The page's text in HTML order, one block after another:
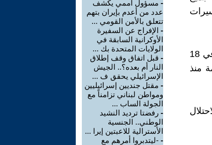
شوارع أيرلندا مع الشعب الفلسطيني، وكانت المظاهرة الوطنية التي جرت في 18
منذ
- مسؤول أممي يكشف
عدد من أعدم بإيران بتهم
تتعلق بالأمن القومي ...
- الإفراج عن السفيرة
الأوكرانية السابقة في
الولايات المتحدة بك ...
- قبل اتفاق وقف إطلاق
النار أم بعده؟.. الجيش
الإسرائيلي يحقق ف ...
- مقتل جنديين إسرائيليين
ومواطن لبناني تزامناً مع
الجولة الساب ...
- رفضتا ترديد النشيد
الوطني.. الجنسية
الأسترالية للاعبتين إيرا ...
- -ليتدبروا أمرهم مع